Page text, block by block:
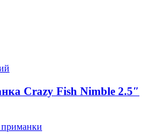
Crazy Fish Nimble 2.5″